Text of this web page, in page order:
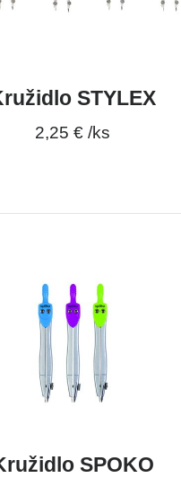
STYLEX
2,25 € /ks
SPOKO